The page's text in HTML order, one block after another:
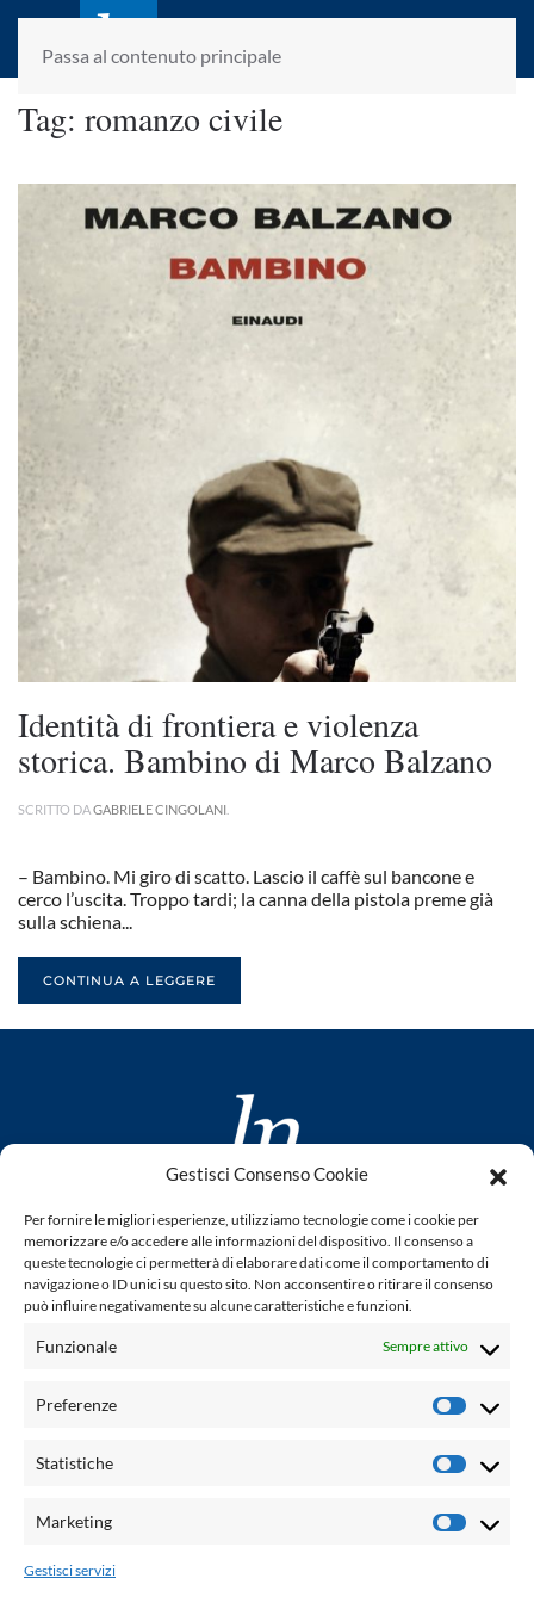
Gestisci Consenso Cookie
Per fornire le migliori esperienze, utilizziamo tecnologie come i cookie per
memorizzare e/o accedere alle informazioni del dispositivo. Il consenso a
queste tecnologie ci permetterà di elaborare dati come il comportamento di
navigazione o ID unici su questo sito. Non acconsentire o ritirare il consenso
può influire negativamente su alcune caratteristiche e funzioni.
Funzionale Sempre attivo
Preferenze
Statistiche
Marketing
Gestisci servizi
Passa al contenuto principale
laletteraturaenoi.it
fondato da Romano Luperini
Tag: romanzo civile
Identità di frontiera e violenza
storica. Bambino di Marco Balzano
SCRITTO DAGABRIELE CINGOLANI
– Bambino. Mi giro di scatto. Lascio il caffè sul bancone e
cerco l’uscita. Troppo tardi; la canna della pistola preme già
sulla schiena...
CONTINUA A LEGGERE
www.laletteraturaenoi.it
fondato da Romano Luperini
Questo blog non rappresenta una testata giornalistica in
quanto viene aggiornato senza alcuna periodicità. Non può
legge n° 62 del 7.03.2001. L'autore non è responsabile per
email: